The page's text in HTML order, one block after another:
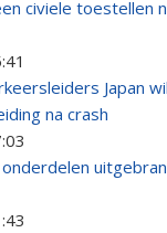
civiele toestellen
Japan wil
na crash
onderdelen